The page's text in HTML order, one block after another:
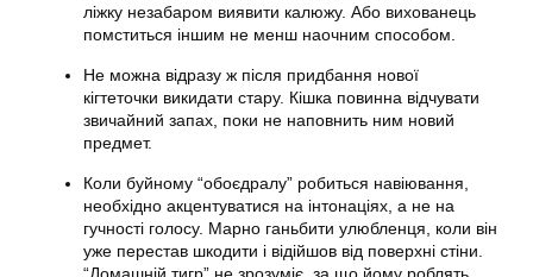
ліжку незабаром виявити калюжу. Або вихованець
помститься іншим не менш наочним способом.
Не можна відразу ж після придбання нової
кігтеточки викидати стару. Кішка повинна відчувати
звичайний запах, поки не наповнить ним новий
предмет.
Коли буйному “обоєдралу” робиться навіювання,
необхідно акцентуватися на інтонаціях, а не на
гучності голосу. Марно ганьбити улюбленця, коли він
уже перестав шкодити і відійшов від поверхні стіни.